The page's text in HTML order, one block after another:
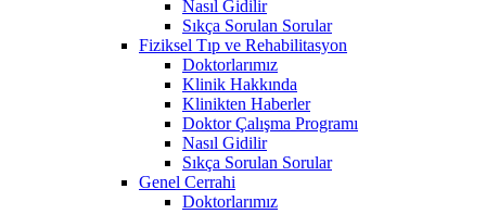
Nasıl Gidilir
Sıkça Sorulan Sorular
Fiziksel Tıp ve Rehabilitasyon
Doktorlarımız
Klinik Hakkında
Klinikten Haberler
Doktor Çalışma Programı
Nasıl Gidilir
Sıkça Sorulan Sorular
Genel Cerrahi
Doktorlarımız